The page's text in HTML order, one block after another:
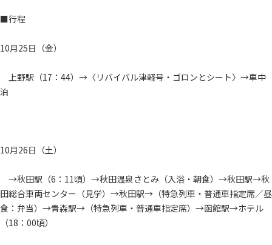
■行程
10月25日（金）
上野駅（17：44）→〈リバイバル津軽号・ゴロンとシート〉→車中
泊
10月26日（土）
→秋田駅（6：11頃）→秋田温泉さとみ（入浴・朝食）→秋田駅→秋
田総合車両センター（見学）→秋田駅→（特急列車・普通車指定席／昼
食：弁当）→青森駅→（特急列車・普通車指定席）→函館駅→ホテル
（18：00頃）